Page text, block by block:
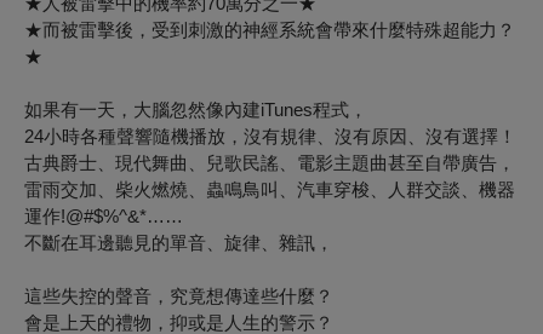
★而被雷擊後，受到刺激的神經系統會帶來什麼特殊超能力？
★
如果有一天，大腦忽然像內建iTunes程式，
24小時各種聲響隨機播放，沒有規律、沒有原因、沒有選擇！
古典爵士、現代舞曲、兒歌民謠、電影主題曲甚至自帶廣告，
雷雨交加、柴火燃燒、蟲鳴鳥叫、汽車穿梭、人群交談、機器
運作!@#$%^&*……
不斷在耳邊聽見的單音、旋律、雜訊，
這些失控的聲音，究竟想傳達些什麼？
會是上天的禮物，抑或是人生的警示？